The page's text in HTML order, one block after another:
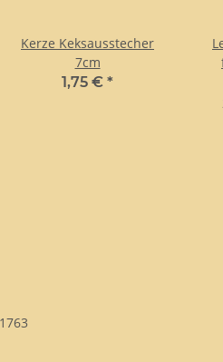
Kerze Keksausstecher
7cm
1,75 € *